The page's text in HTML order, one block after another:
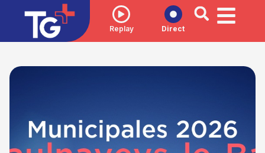
Replay Direct